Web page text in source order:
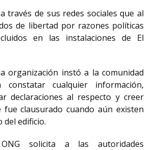
través de sus redes sociales que al
de libertad por razones políticas
en las instalaciones de El
organización instó a la comunidad
constatar cualquier información,
declaraciones al respecto y creer
fue clausurado cuando aún existen
edificio.
solicita a las autoridades